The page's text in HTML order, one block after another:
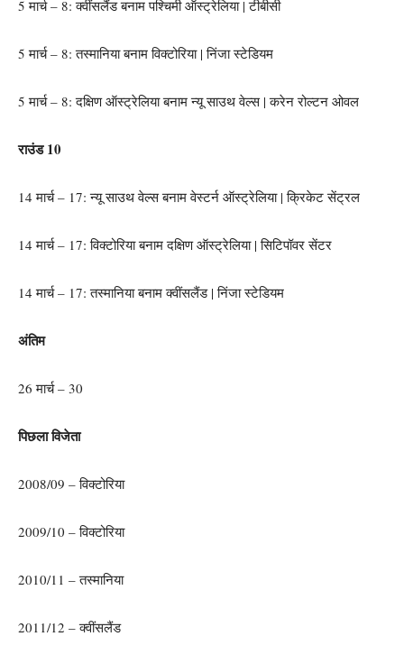
5 मार्च – 8: क्वींसलैंड बनाम पश्चिमी ऑस्ट्रेलिया | टीबीसी
5 मार्च – 8: तस्मानिया बनाम विक्टोरिया | निंजा स्टेडियम
5 मार्च – 8: दक्षिण ऑस्ट्रेलिया बनाम न्यू साउथ वेल्स | करेन रोल्टन ओवल
राउंड 10
14 मार्च – 17: न्यू साउथ वेल्स बनाम वेस्टर्न ऑस्ट्रेलिया | क्रिकेट सेंट्रल
14 मार्च – 17: विक्टोरिया बनाम दक्षिण ऑस्ट्रेलिया | सिटिपॉवर सेंटर
14 मार्च – 17: तस्मानिया बनाम क्वींसलैंड | निंजा स्टेडियम
अंतिम
26 मार्च – 30
पिछला विजेता
2008/09 – विक्टोरिया
2009/10 – विक्टोरिया
2010/11 – तस्मानिया
2011/12 – क्वींसलैंड